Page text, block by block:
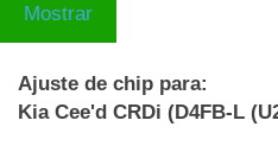
Mostrar
Ajuste de chip para:
Kia Cee'd CRDi (D4FB-L